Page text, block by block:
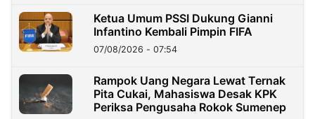
Ketua Umum PSSI Dukung Gianni
Infantino Kembali Pimpin FIFA
07/08/2026 - 07:54
Rampok Uang Negara Lewat Ternak
Pita Cukai, Mahasiswa Desak KPK
Periksa Pengusaha Rokok Sumenep